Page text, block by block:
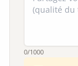
0/1000